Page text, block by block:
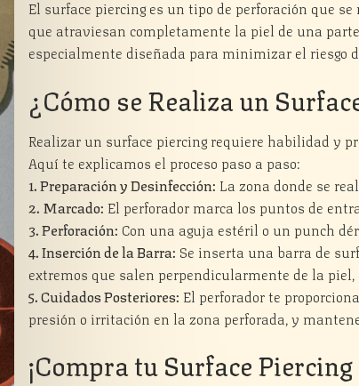
El surface piercing es un tipo de perforación que
que atraviesan completamente la piel de una
especialmente diseñada para minimizar el riesgo
¿Cómo se Realiza un
Realizar un surface piercing requiere habilidad y
Aquí te explicamos el proceso paso a paso:
1. Preparación y Desinfección: La zona donde se
2. Marcado: El perforador marca los puntos de
3. Perforación: Con una aguja estéril o un punch
4. Inserción de la Barra: Se inserta una barra de
extremos que salen perpendicularmente de la
5. Cuidados Posteriores: El perforador te
presión o irritación en la zona perforada, y
¡Compra tu Surface